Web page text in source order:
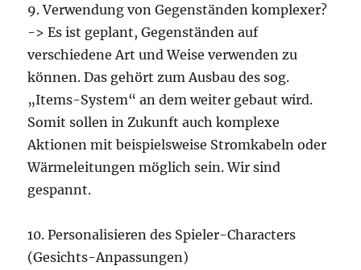
9. Verwendung von Gegenständen komplexer?
-> Es ist geplant, Gegenständen auf
verschiedene Art und Weise verwenden zu
können. Das gehört zum Ausbau des sog.
„Items-System“ an dem weiter gebaut wird.
Somit sollen in Zukunft auch komplexe
Aktionen mit beispielsweise Stromkabeln oder
Wärmeleitungen möglich sein. Wir sind
gespannt.
10. Personalisieren des Spieler-Characters
(Gesichts-Anpassungen)